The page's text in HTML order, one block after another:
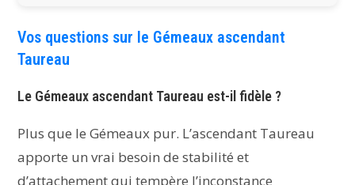
Vos questions sur le Gémeaux ascendant
Taureau
Le Gémeaux ascendant Taureau est-il fidèle ?
Plus que le Gémeaux pur. L’ascendant Taureau
apporte un vrai besoin de stabilité et
d’attachement qui tempère l’inconstance